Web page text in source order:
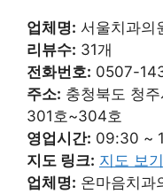
업체명: 서울치과의
리뷰수: 31개
전화번호: 0507-
주소: 충청북도 청
301호~304호
영업시간: 09:30 ~
지도 링크: 지도 보기
업체명: 온마음치과